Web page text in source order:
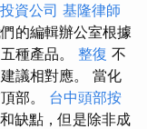
資公司 基隆律師
的編輯辦公室根據
種產品。 整復 不
議相對應。 當化
部。 台中頭部按
缺點，但是除非成